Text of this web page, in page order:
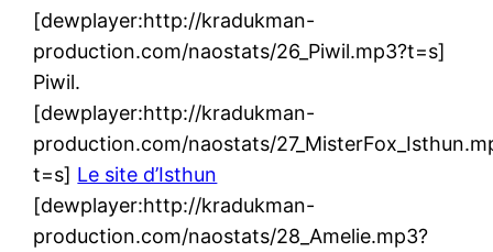
[dewplayer:http://kradukman-
production.com/naostats/26_Piwil.mp3?t=s]
Piwil.
[dewplayer:http://kradukman-
production.com/naostats/
t=s] Le site d’Isthun
[dewplayer:http://kradukman-
production.com/naostats/28_Amelie.mp3?